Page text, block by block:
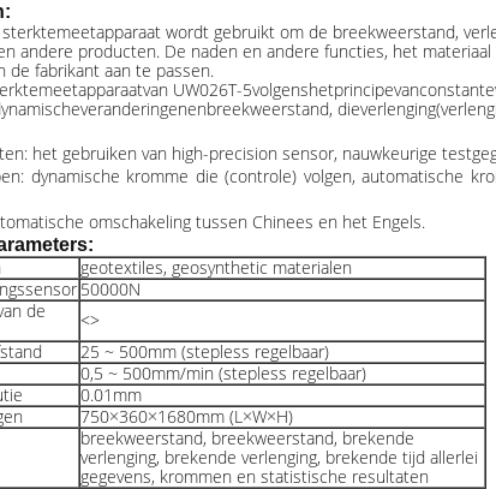
:
wordt gebruikt om de breekweerstand,
andere producten. De naden en andere functies, het
de fabrikant aan te passen.
UW026T-
het gebruiken van high-precision sensor, nauwkeurige
dynamische kromme die (controle) volgen, automatische
omschakeling tussen Chinees en het Engels.
geotextiles, geosynthetic materialen
50000N
de
<>
25 ~ 500mm (stepless regelbaar)
0,5 ~ 500mm/min (stepless regelbaar)
0.01mm
750×360×1680mm (L×W×H)
breekweerstand, breekweerstand, brekende
verlenging, brekende verlenging, brekende tijd allerlei
gegevens, krommen en statistische resultaten